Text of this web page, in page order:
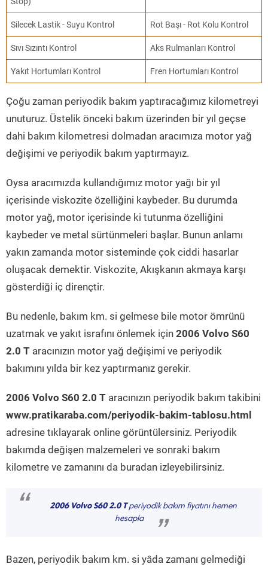
Silecek Lastik - Suyu Kontrol Rot Başı - Rot Kolu Kontrol
Sıvı Sızıntı Kontrol Aks Rulmanları Kontrol
Yakıt Hortumları Kontrol Fren Hortumları Kontrol
Çoğu zaman periyodik bakım yaptıracağımız kilometreyi
unuturuz. Üstelik önceki bakım üzerinden bir yıl geçse
dahi bakım kilometresi dolmadan aracımıza motor yağ
değişimi ve periyodik bakım yaptırmayız.
Oysa aracımızda kullandığımız motor yağı bir yıl
içerisinde viskozite özelliğini kaybeder. Bu durumda
motor yağ, motor içerisinde ki tutunma özelliğini
kaybeder ve metal sürtünmeleri başlar. Bunun anlamı
yakın zamanda motor sisteminde çok ciddi hasarlar
oluşacak demektir. Viskozite, Akışkanın akmaya karşı
gösterdiği iç dirençtir.
Bu nedenle, bakım km. si gelmese bile motor ömrünü
uzatmak ve yakıt israfını önlemek için 2006 Volvo S60
2.0 T aracınızın motor yağ değişimi ve periyodik
bakımını yılda bir kez yaptırmanız gerekir.
2006 Volvo S60 2.0 T aracınızın periyodik bakım takibini
www.pratikaraba.com/periyodik-bakim-tablosu.html
adresine tıklayarak online görüntülersiniz. Periyodik
bakımda değişen malzemeleri ve sonraki bakım
kilometre ve zamanını da buradan izleyebilirsiniz.
“ 2006 Volvo S60 2.0 Tperiyodik bakım fiyatını hemen
hesapla
”
Bazen, periyodik bakım km. si yâda zamanı gelmediği